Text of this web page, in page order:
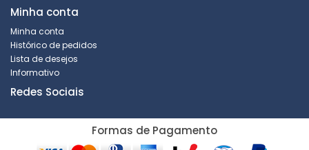
Minha conta
Minha conta
Histórico de pedidos
Lista de desejos
Informativo
Redes Sociais
Formas de Pagamento